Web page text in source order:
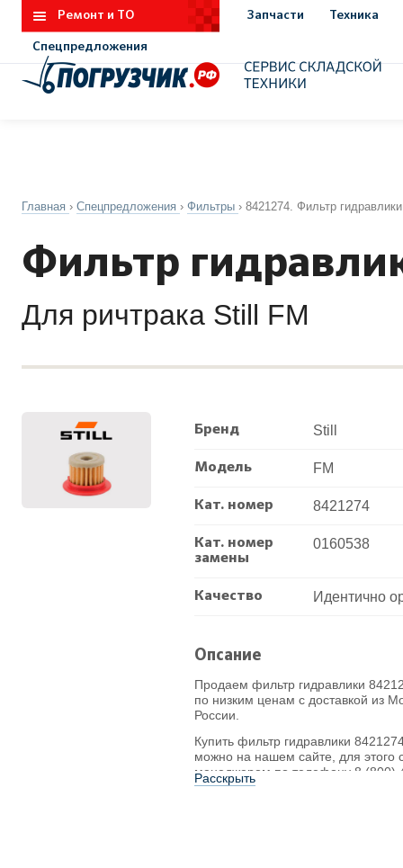
Ремонт и ТО Запчасти Техника
Спецпредложения
Главная › Спецпредложения › Фильтры › 8421274. Фильтр
Фильтр
Для ричтрака Still FM
Бренд Still
Модель FM
Кат. номер 8421274
Кат. номер
замены
0160538
Качество Идентично
Опсание
Продаем фильтр гидравлики
по низким ценам с доставкой из
России.
Купить фильтр гидравлики
можно на нашем сайте, для этого
менеджером по телефону 8 (800)
на сайте или напишите на нашу
Расскрыть